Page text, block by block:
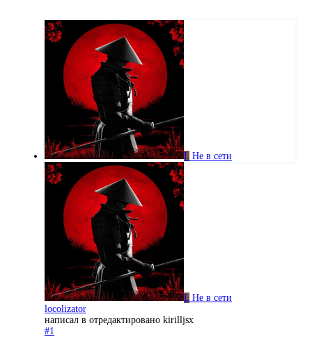
L Не в сети
L Не в сети
locolizator
написал в отредактировано kirilljsx
#1